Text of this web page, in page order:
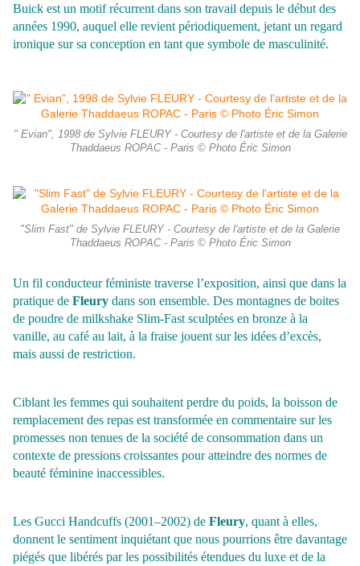
Buick est un motif récurrent dans son travail depuis le début des
années 1990, auquel elle revient périodiquement, jetant un regard
ironique sur sa conception en tant que symbole de masculinité.
" Evian", 1998 de Sylvie FLEURY - Courtesy de l'artiste et de la Galerie
Thaddaeus ROPAC - Paris © Photo Éric Simon
"Slim Fast" de Sylvie FLEURY - Courtesy de l'artiste et de la Galerie
Thaddaeus ROPAC - Paris © Photo Éric Simon
Un fil conducteur féministe traverse l’exposition, ainsi que dans la
pratique de Fleury dans son ensemble. Des montagnes de boites
de poudre de milkshake Slim-Fast sculptées en bronze à la
vanille, au café au lait, à la fraise jouent sur les idées d’excès,
mais aussi de restriction.
Ciblant les femmes qui souhaitent perdre du poids, la boisson de
remplacement des repas est transformée en commentaire sur les
promesses non tenues de la société de consommation dans un
contexte de pressions croissantes pour atteindre des normes de
beauté féminine inaccessibles.
Les Gucci Handcuffs (2001–2002) de Fleury, quant à elles,
donnent le sentiment inquiétant que nous pourrions être davantage
piégés que libérés par les possibilités étendues du luxe et de la